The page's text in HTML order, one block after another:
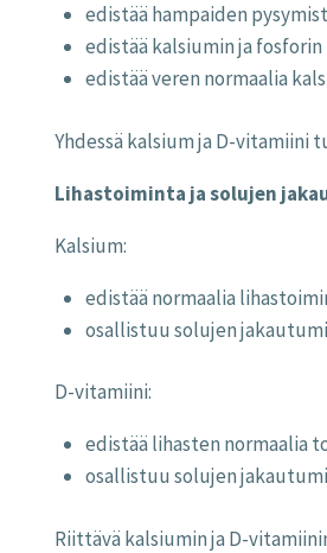
edistää hampaiden
edistää kalsiumin ja
edistää veren normaalia
Yhdessä kalsium ja D-vitamiini
Lihastoiminta ja solujen
Kalsium:
edistää normaalia
osallistuu solujen
D-vitamiini:
edistää lihasten normaalia
osallistuu solujen
Riittävä kalsiumin ja D-